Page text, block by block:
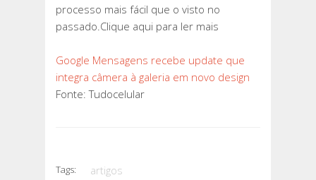
processo mais fácil que o visto no
passado.Clique aqui para ler mais
Google Mensagens recebe update que
integra câmera à galeria em novo design
Fonte: Tudocelular
Tags: artigos